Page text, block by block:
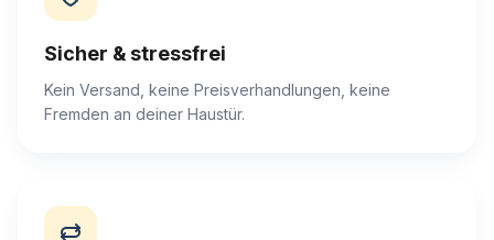
Sicher & stressfrei
Kein Versand, keine Preisverhandlungen, keine
Fremden an deiner Haustür.